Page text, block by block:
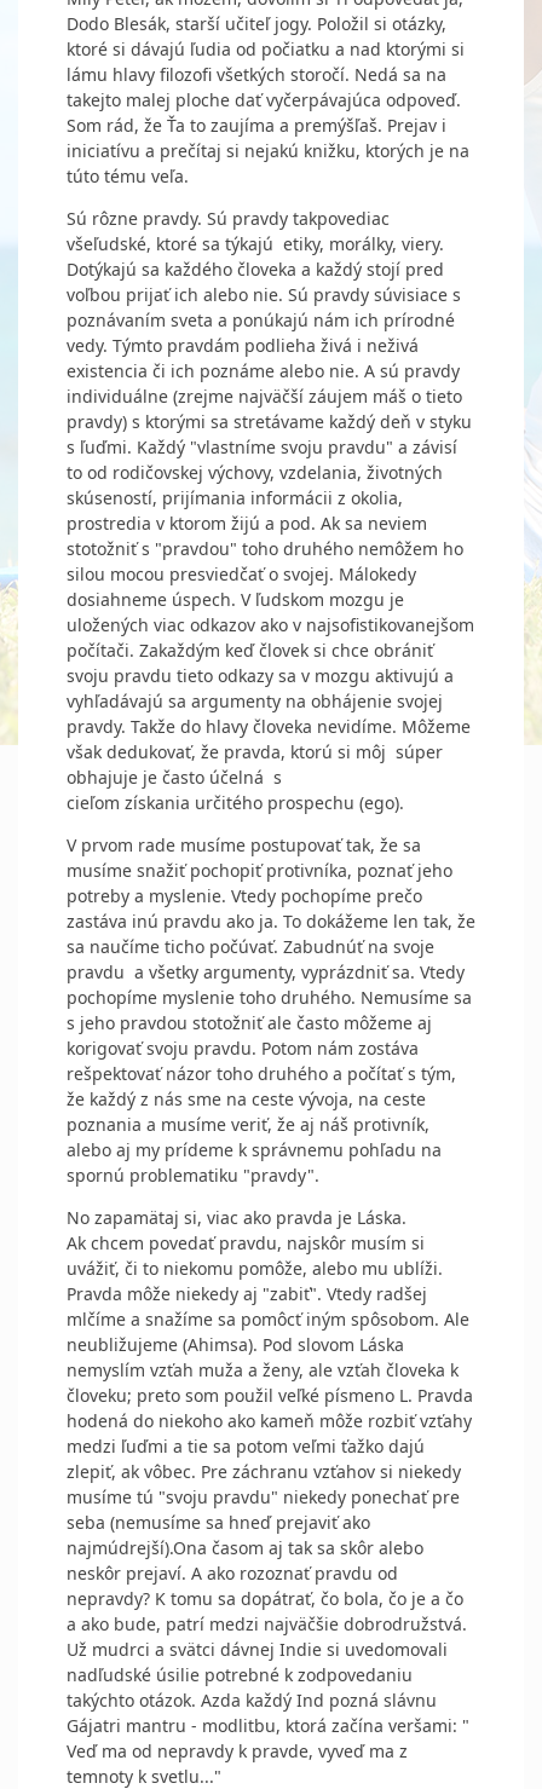
Dodo Blesák, starší učiteľ jogy. Položil si otázky,
ktoré si dávajú ľudia od počiatku a nad ktorými si
lámu hlavy filozofi všetkých storočí. Nedá sa na
takejto malej ploche dať vyčerpávajúca odpoveď.
Som rád, že Ťa to zaujíma a premýšľaš. Prejav i
iniciatívu a prečítaj si nejakú knižku, ktorých je na
túto tému veľa.
Sú rôzne pravdy. Sú pravdy takpovediac
všeľudské, ktoré sa týkajú etiky, morálky, viery.
Dotýkajú sa každého človeka a každý stojí pred
voľbou prijať ich alebo nie. Sú pravdy súvisiace s
poznávaním sveta a ponúkajú nám ich prírodné
vedy. Týmto pravdám podlieha živá i neživá
existencia či ich poznáme alebo nie. A sú pravdy
individuálne (zrejme najväčší záujem máš o tieto
pravdy) s ktorými sa stretávame každý deň v styku
s ľuďmi. Každý "vlastníme svoju pravdu" a závisí
to od rodičovskej výchovy, vzdelania, životných
skúseností, prijímania informácii z okolia,
prostredia v ktorom žijú a pod. Ak sa neviem
stotožniť s "pravdou" toho druhého nemôžem ho
silou mocou presviedčať o svojej. Málokedy
dosiahneme úspech. V ľudskom mozgu je
uložených viac odkazov ako v najsofistikovanejšom
počítači. Zakaždým keď človek si chce obrániť
svoju pravdu tieto odkazy sa v mozgu aktivujú a
vyhľadávajú sa argumenty na obhájenie svojej
pravdy. Takže do hlavy človeka nevidíme. Môžeme
však dedukovať, že pravda, ktorú si môj súper
obhajuje je často účelná s
cieľom získania určitého prospechu (ego).
V prvom rade musíme postupovať tak, že sa
musíme snažiť pochopiť protivníka, poznať jeho
potreby a myslenie. Vtedy pochopíme prečo
zastáva inú pravdu ako ja. To dokážeme len tak, že
sa naučíme ticho počúvať. Zabudnúť na svoje
pravdu a všetky argumenty, vyprázdniť sa. Vtedy
pochopíme myslenie toho druhého. Nemusíme sa
s jeho pravdou stotožniť ale často môžeme aj
korigovať svoju pravdu. Potom nám zostáva
rešpektovať názor toho druhého a počítať s tým,
že každý z nás sme na ceste vývoja, na ceste
poznania a musíme veriť, že aj náš protivník,
alebo aj my prídeme k správnemu pohľadu na
spornú problematiku "pravdy".
No zapamätaj si, viac ako pravda je Láska.
Ak chcem povedať pravdu, najskôr musím si
uvážiť, či to niekomu pomôže, alebo mu ublíži.
Pravda môže niekedy aj "zabiť". Vtedy radšej
mlčíme a snažíme sa pomôcť iným spôsobom. Ale
neubližujeme (Ahimsa). Pod slovom Láska
nemyslím vzťah muža a ženy, ale vzťah človeka k
človeku; preto som použil veľké písmeno L. Pravda
hodená do niekoho ako kameň môže rozbiť vzťahy
medzi ľuďmi a tie sa potom veľmi ťažko dajú
zlepiť, ak vôbec. Pre záchranu vzťahov si niekedy
musíme tú "svoju pravdu" niekedy ponechať pre
seba (nemusíme sa hneď prejaviť ako
najmúdrejší).Ona časom aj tak sa skôr alebo
neskôr prejaví. A ako rozoznať pravdu od
nepravdy? K tomu sa dopátrať, čo bola, čo je a čo
a ako bude, patrí medzi najväčšie dobrodružstvá.
Už mudrci a svätci dávnej Indie si uvedomovali
nadľudské úsilie potrebné k zodpovedaniu
takýchto otázok. Azda každý Ind pozná slávnu
Gájatri mantru - modlitbu, ktorá začína veršami: "
Veď ma od nepravdy k pravde, vyveď ma z
temnoty k svetlu..."